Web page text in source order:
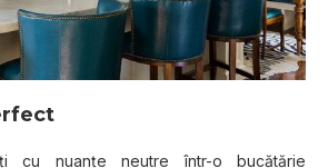
cu nuanțe neutre într-o bucătărie